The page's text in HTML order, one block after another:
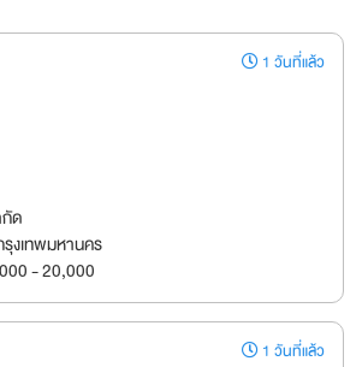
1 วันที่แล้ว
ด
งเทพมหานคร
- 20,000
1 วันที่แล้ว